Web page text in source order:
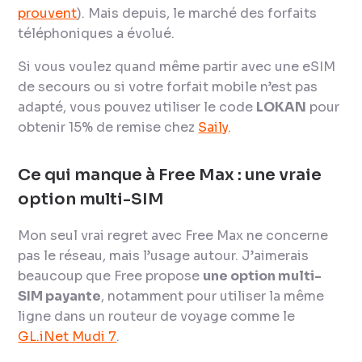
prouvent). Mais depuis, le marché des forfaits
téléphoniques a évolué.
Si vous voulez quand même partir avec une eSIM
de secours ou si votre forfait mobile n’est pas
adapté, vous pouvez utiliser le code LOKAN pour
obtenir 15% de remise chez Saily.
Ce qui manque à Free Max : une vraie
option multi-SIM
Mon seul vrai regret avec Free Max ne concerne
pas le réseau, mais l’usage autour. J’aimerais
beaucoup que Free propose une option multi-
SIM payante, notamment pour utiliser la même
ligne dans un routeur de voyage comme le
GL.iNet Mudi 7.